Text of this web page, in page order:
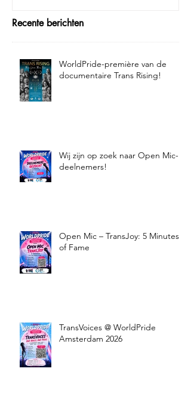
Recente berichten
WorldPride-première van de
documentaire Trans Rising!
Wij zijn op zoek naar Open Mic-
deelnemers!
Open Mic – TransJoy: 5 Minutes
of Fame
TransVoices @ WorldPride
Amsterdam 2026